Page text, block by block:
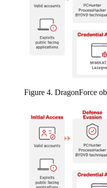
Figure 4. DragonForce